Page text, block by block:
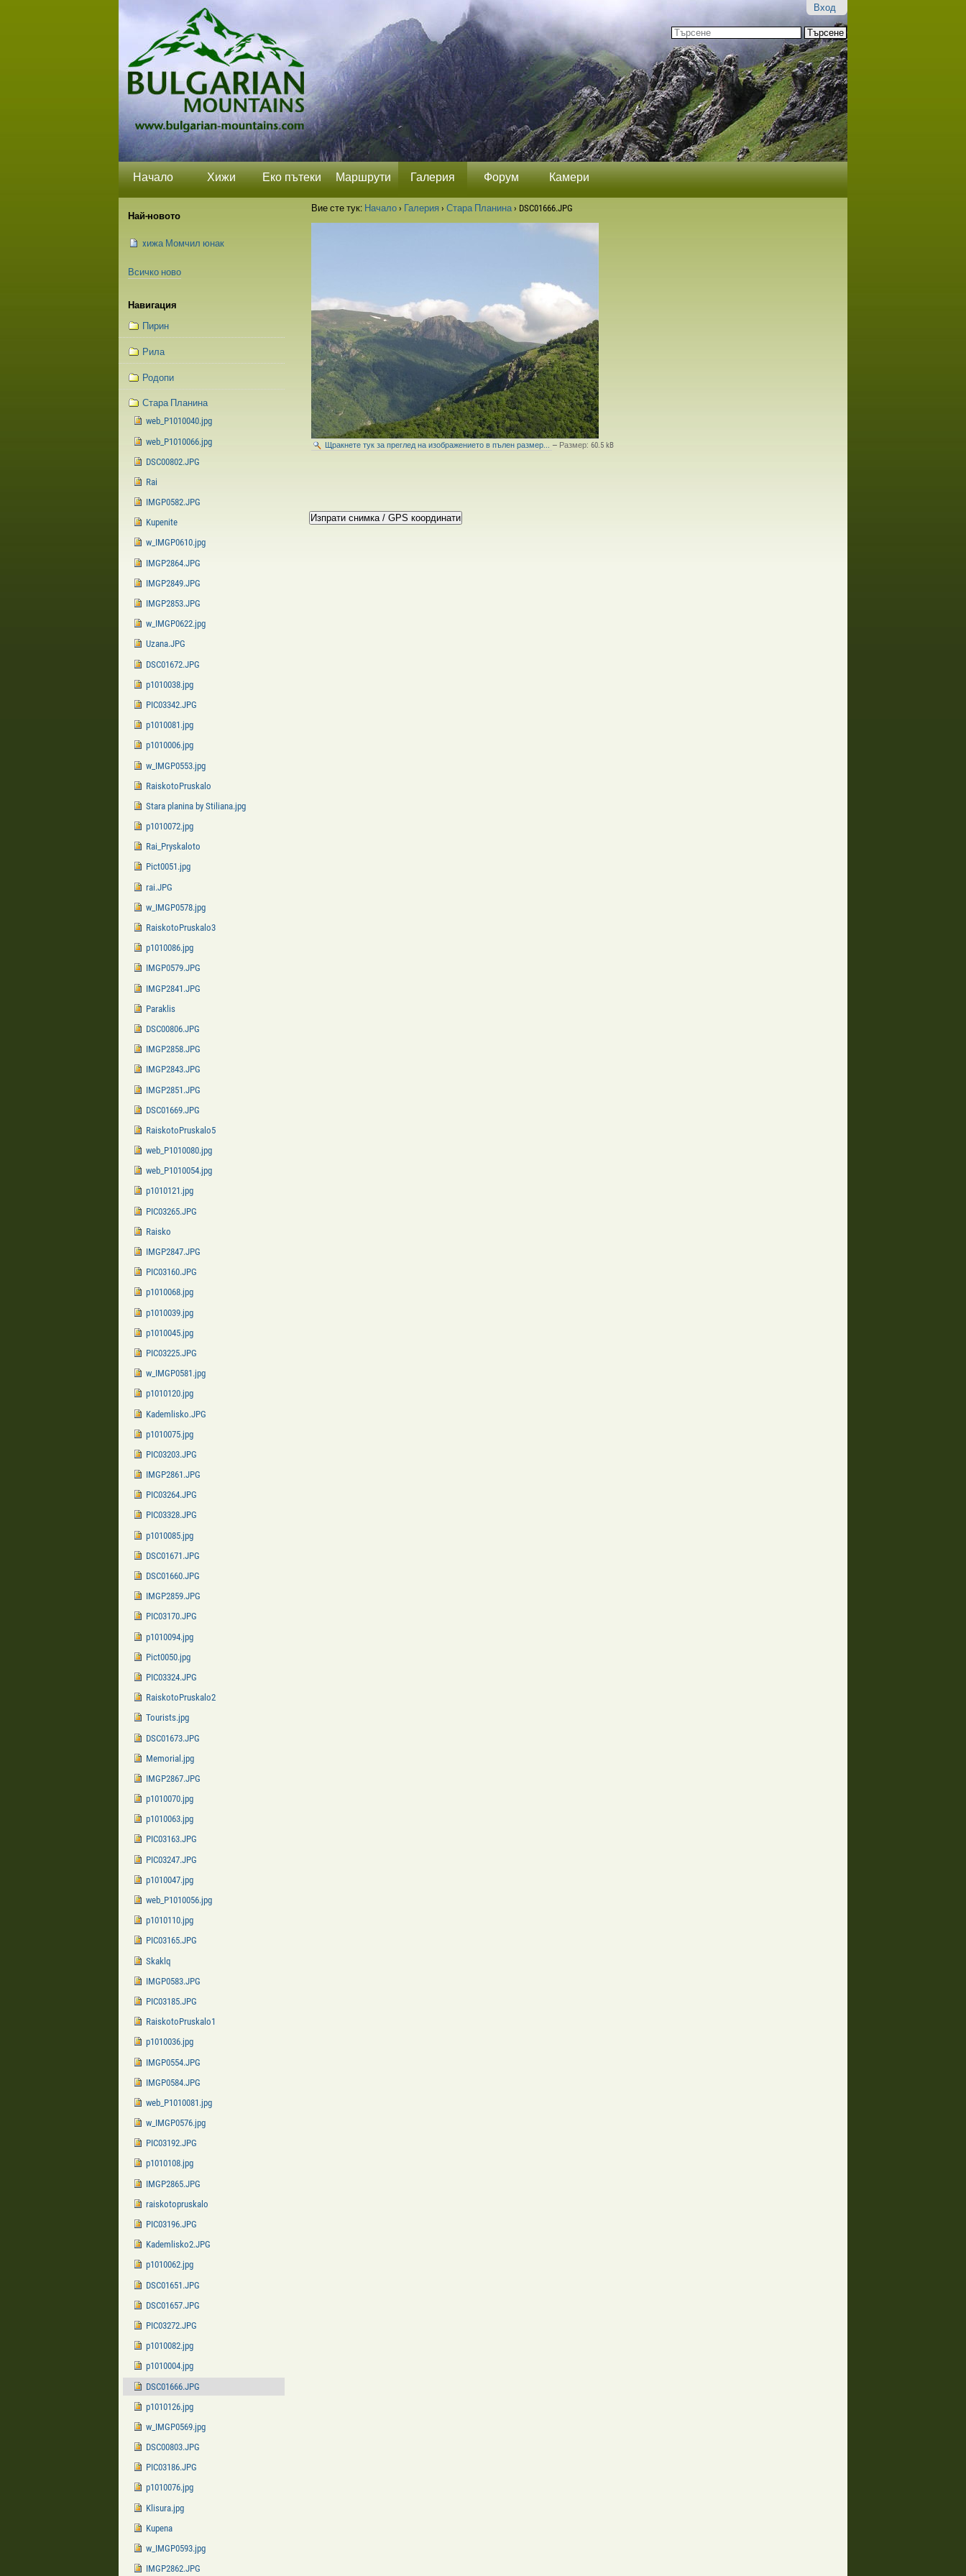
съдържание.
Прескачане
до
навигация
Лични
Вход
Търсене
Разширено
търсене...
Секции
Начало Хижи Еко пътеки Маршрути Галерия Форум Камери
Вие сте тук: Начало › Галерия ›Стара Планина › DSC01666.JPG
Щракнете тук за преглед на изображението в пълен размер... — Размер:60.5 kB
Най-новото
xижа Момчил юнак
Всичко ново
Навигация
Пирин
Рила
Родопи
Стара Планина
web_P1010040.jpg
web_P1010066.jpg
DSC00802.JPG
Rai
IMGP0582.JPG
Kupenite
w_IMGP0610.jpg
IMGP2864.JPG
IMGP2849.JPG
IMGP2853.JPG
w_IMGP0622.jpg
Uzana.JPG
DSC01672.JPG
p1010038.jpg
PIC03342.JPG
p1010081.jpg
p1010006.jpg
w_IMGP0553.jpg
RaiskotoPruskalo
Stara planina by Stiliana.jpg
p1010072.jpg
Rai_Pryskaloto
Pict0051.jpg
rai.JPG
w_IMGP0578.jpg
RaiskotoPruskalo3
p1010086.jpg
IMGP0579.JPG
IMGP2841.JPG
Paraklis
DSC00806.JPG
IMGP2858.JPG
IMGP2843.JPG
IMGP2851.JPG
DSC01669.JPG
RaiskotoPruskalo5
web_P1010080.jpg
web_P1010054.jpg
p1010121.jpg
PIC03265.JPG
Raisko
IMGP2847.JPG
PIC03160.JPG
p1010068.jpg
p1010039.jpg
p1010045.jpg
PIC03225.JPG
w_IMGP0581.jpg
p1010120.jpg
Kademlisko.JPG
p1010075.jpg
PIC03203.JPG
IMGP2861.JPG
PIC03264.JPG
PIC03328.JPG
p1010085.jpg
DSC01671.JPG
DSC01660.JPG
IMGP2859.JPG
PIC03170.JPG
p1010094.jpg
Pict0050.jpg
PIC03324.JPG
RaiskotoPruskalo2
Tourists.jpg
DSC01673.JPG
Memorial.jpg
IMGP2867.JPG
p1010070.jpg
p1010063.jpg
PIC03163.JPG
PIC03247.JPG
p1010047.jpg
web_P1010056.jpg
p1010110.jpg
PIC03165.JPG
Skaklq
IMGP0583.JPG
PIC03185.JPG
RaiskotoPruskalo1
p1010036.jpg
IMGP0554.JPG
IMGP0584.JPG
web_P1010081.jpg
w_IMGP0576.jpg
PIC03192.JPG
p1010108.jpg
IMGP2865.JPG
raiskotopruskalo
PIC03196.JPG
Kademlisko2.JPG
p1010062.jpg
DSC01651.JPG
DSC01657.JPG
PIC03272.JPG
p1010082.jpg
p1010004.jpg
DSC01666.JPG
p1010126.jpg
w_IMGP0569.jpg
DSC00803.JPG
PIC03186.JPG
p1010076.jpg
Klisura.jpg
Kupena
w_IMGP0593.jpg
IMGP2862.JPG